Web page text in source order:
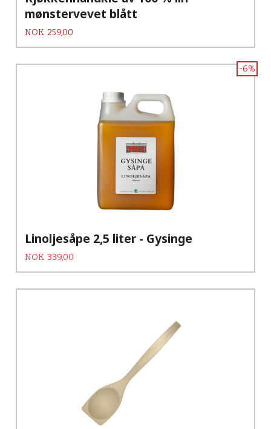
mønstervevet blått
Pris
NOK 259,00
Linoljesåpe 2,5 liter - Gysinge
Tilbud
NOK 339,00Rabatt
-6%